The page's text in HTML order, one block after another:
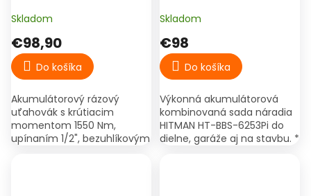
2× batéria, kufor –
1550X.Pro
Skladom
€98,90
Do košíka
Akumulátorový rázový
uťahovák s krútiacim
momentom 1550 Nm,
upínaním 1/2", bezuhlíkovým
BBS-6253Pi
Skladom
€98
Do košíka
Výkonná akumulátorová
kombinovaná sada náradia
HITMAN HT-BBS-6253Pi do
dielne, garáže aj na stavbu. *